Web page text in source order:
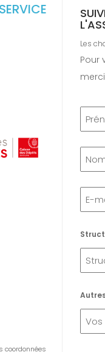
coordonnées
Les
Pour